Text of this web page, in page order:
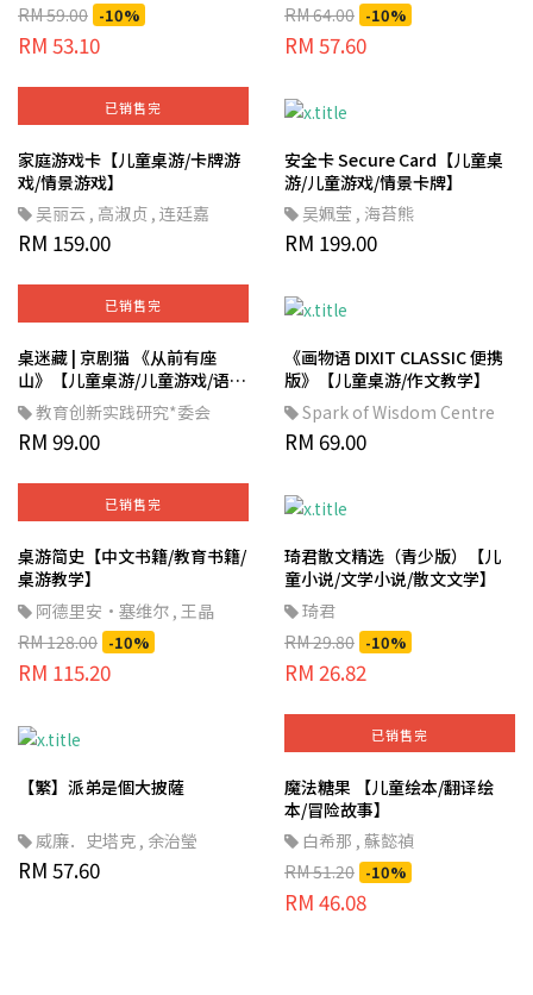
RM 59.00 -10%
RM 53.10
RM 64.00 -10%
RM 57.60
已销售完
家庭游戏卡【儿童桌游/卡牌游
戏/情景游戏】
吴丽云 , 高淑贞 , 连廷嘉
RM 159.00
安全卡 Secure Card【儿童桌
游/儿童游戏/情景卡牌】
吴姵莹 , 海苔熊
RM 199.00
已销售完
桌迷藏 | 京剧猫 《从前有座
山》【儿童桌游/儿童游戏/语言
桌游】
教育创新实践研究*委会
RM 99.00
《画物语 DIXIT CLASSIC 便携
版》【儿童桌游/作文教学】
Spark of Wisdom Centre
RM 69.00
已销售完
桌游简史【中文书籍/教育书籍/
桌游教学】
阿德里安·塞维尔 , 王晶
RM 128.00 -10%
RM 115.20
琦君散文精选（青少版）【儿
童小说/文学小说/散文文学】
琦君
RM 29.80 -10%
RM 26.82
【繁】派弟是個大披薩
威廉．史塔克 , 余治瑩
RM 57.60
已销售完
魔法糖果 【儿童绘本/翻译绘
本/冒险故事】
白希那 , 蘇懿禎
RM 51.20 -10%
RM 46.08